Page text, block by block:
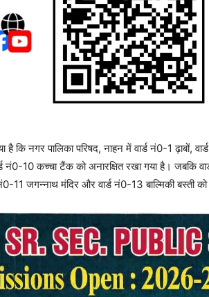
है कि नगर पालिका परिषद, नाहन में वार्ड नं0-1 ढ़ाबों,
नं0-10 कच्चा टैंक को अनारक्षित रखा गया है। जबकि
11 जगन्नाथ मंदिर और वार्ड नं0-13 बाल्मिकी बस्ती